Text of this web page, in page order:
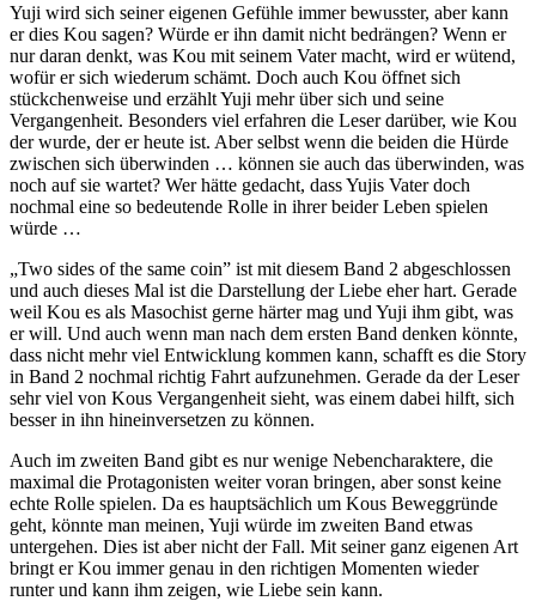
Yuji wird sich seiner eigenen Gefühle immer bewusster, aber kann
er dies Kou sagen? Würde er ihn damit nicht bedrängen? Wenn er
nur daran denkt, was Kou mit seinem Vater macht, wird er wütend,
wofür er sich wiederum schämt. Doch auch Kou öffnet sich
stückchenweise und erzählt Yuji mehr über sich und seine
Vergangenheit. Besonders viel erfahren die Leser darüber, wie Kou
der wurde, der er heute ist. Aber selbst wenn die beiden die Hürde
zwischen sich überwinden … können sie auch das überwinden, was
noch auf sie wartet? Wer hätte gedacht, dass Yujis Vater doch
nochmal eine so bedeutende Rolle in ihrer beider Leben spielen
würde …
„Two sides of the same coin” ist mit diesem Band 2 abgeschlossen
und auch dieses Mal ist die Darstellung der Liebe eher hart. Gerade
weil Kou es als Masochist gerne härter mag und Yuji ihm gibt, was
er will. Und auch wenn man nach dem ersten Band denken könnte,
dass nicht mehr viel Entwicklung kommen kann, schafft es die Story
in Band 2 nochmal richtig Fahrt aufzunehmen. Gerade da der Leser
sehr viel von Kous Vergangenheit sieht, was einem dabei hilft, sich
besser in ihn hineinversetzen zu können.
Auch im zweiten Band gibt es nur wenige Nebencharaktere, die
maximal die Protagonisten weiter voran bringen, aber sonst keine
echte Rolle spielen. Da es hauptsächlich um Kous Beweggründe
geht, könnte man meinen, Yuji würde im zweiten Band etwas
untergehen. Dies ist aber nicht der Fall. Mit seiner ganz eigenen Art
bringt er Kou immer genau in den richtigen Momenten wieder
runter und kann ihm zeigen, wie Liebe sein kann.